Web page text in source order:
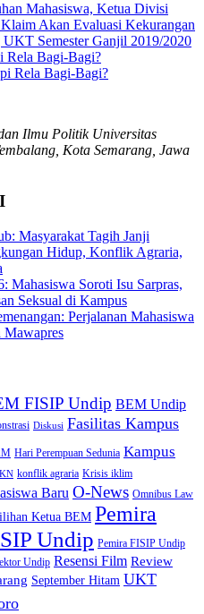
Mahasiswa, Ketua Divisi
Akan Evaluasi Kekurangan
Semester Ganjil 2019/2020
Rela Bagi-Bagi?
Rela Bagi-Bagi?
Ilmu Politik Universitas
Kota Semarang, Jawa
Masyarakat Tagih Janji
Hidup, Konflik Agraria,
Mahasiswa Soroti Isu Sarpras,
Seksual di Kampus
Perjalanan Mahasiswa
Mawapres
FISIP Undip BEM Undip
Diskusi Fasilitas Kampus
Hari Perempuan Sedunia Kampus
konflik agraria Krisis iklim
Baru O-News Omnibus Law
Ketua BEM Pemira
Undip Pemira FISIP Undip
Undip Resensi Film Review
September Hitam UKT